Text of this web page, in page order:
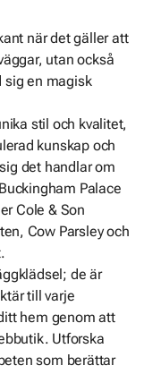
när det gäller att
utan också
sig en magisk
stil och kvalitet,
kunskap och
det handlar om
Palace
Cole & Son
Cow Parsley och
de är
till varje
hem genom att
Utforska
som berättar